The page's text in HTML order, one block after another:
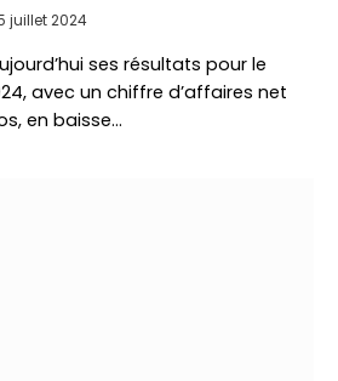
juillet 2024
ses résultats pour le
avec un chiffre d’affaires net
en baisse…